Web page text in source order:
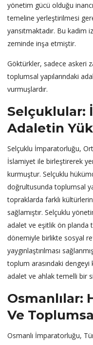
yönetim gücü olduğu
temeline yerleştirilmesi
yansıtmaktadır. Bu kadim
zeminde inşa etmiştir.
Göktürkler, sadece askeri
toplumsal yapılarındaki
vurmuşlardır.
Selçuklular:
Adaletin
Selçuklu İmparatorluğu,
İslamiyet ile birleştirerek
kurmuştur. Selçuklu
doğrultusunda toplumsal
topraklarda farklı
sağlamıştır. Selçuklu
adalet ve eşitlik ön planda
dönemiyle birlikte sosyal
yaygınlaştırılması
toplum arasındaki dengeyi
adalet ve ahlak temelli bir
Osmanlılar:
Ve
Osmanlı İmparatorluğu,